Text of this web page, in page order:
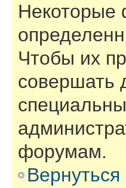
Некоторые
Чтобы их
совершать
форумам.